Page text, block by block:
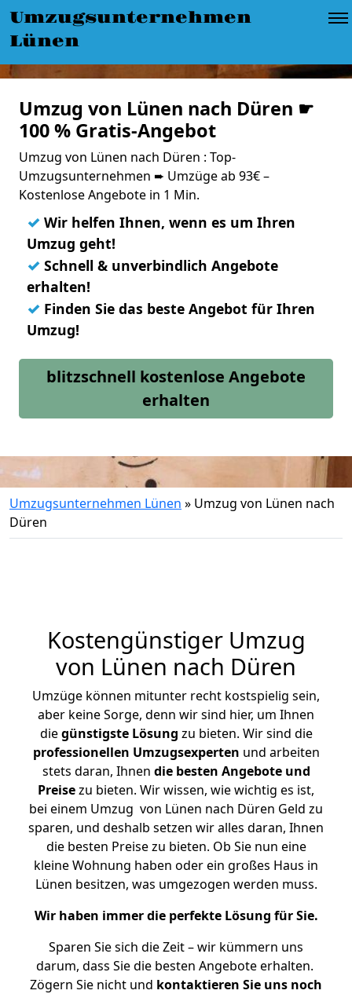
Umzugsunternehmen
Lünen
Umzug von Lünen nach Düren ☛
100 % Gratis-Angebot
Umzug von Lünen nach Düren : Top-
Umzugsunternehmen ➨ Umzüge ab 93€ –
Kostenlose Angebote in 1 Min.
✓ Wir helfen Ihnen, wenn es um Ihren
Umzug geht!
✓ Schnell & unverbindlich Angebote
erhalten!
✓ Finden Sie das beste Angebot für Ihren
Umzug!
blitzschnell kostenlose Angebote
erhalten
Umzugsunternehmen Lünen » Umzug von Lünen nach
Düren
Kostengünstiger Umzug
von Lünen nach Düren
Umzüge können mitunter recht kostspielig sein,
aber keine Sorge, denn wir sind hier, um Ihnen
diegünstigste Lösung zu bieten. Wir sind die
professionellen Umzugsexperten und arbeiten
stets daran, Ihnen die besten Angebote und
Preisezu bieten. Wir wissen, wie wichtig es ist,
bei einem Umzug von Lünen nach Düren Geld zu
sparen, und deshalb setzen wir alles daran, Ihnen
die besten Preise zu bieten. Ob Sie nun eine
kleine Wohnung haben oder ein großes Haus in
Lünen besitzen, was umgezogen werden muss.
Wir haben immer die perfekte Lösung für Sie.
Sparen Sie sich die Zeit – wir kümmern uns
darum, dass Sie die besten Angebote erhalten.
Zögern Sie nicht und kontaktieren Sie uns noch